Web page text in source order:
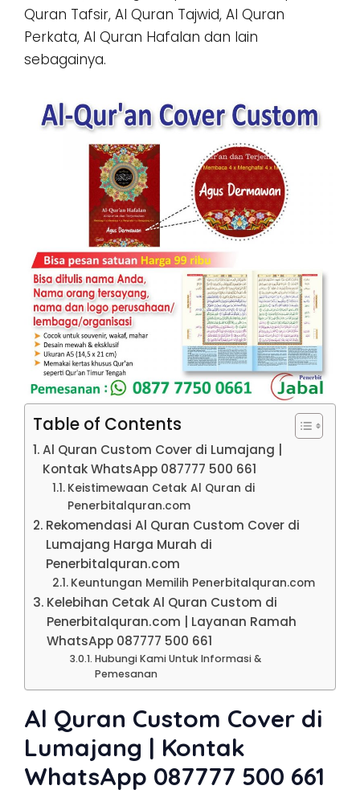
Quran Tafsir, Al Quran Tajwid, Al Quran
Perkata, Al Quran Hafalan dan lain
sebagainya.
Table of Contents
Al Quran Custom Cover di Lumajang |
Kontak WhatsApp 087777 500 661
Keistimewaan Cetak Al Quran di
Penerbitalquran.com
Rekomendasi Al Quran Custom Cover di
Lumajang Harga Murah di
Penerbitalquran.com
Keuntungan Memilih Penerbitalquran.com
Kelebihan Cetak Al Quran Custom di
Penerbitalquran.com | Layanan Ramah
WhatsApp 087777 500 661
Hubungi Kami Untuk Informasi &
Pemesanan
Al Quran Custom Cover di
Lumajang | Kontak
WhatsApp 087777 500 661